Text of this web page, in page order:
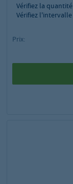
Vérifiez la
Vérifiez
Prix: